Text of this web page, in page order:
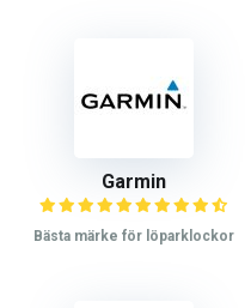
Garmin
Bästa märke för löparklockor